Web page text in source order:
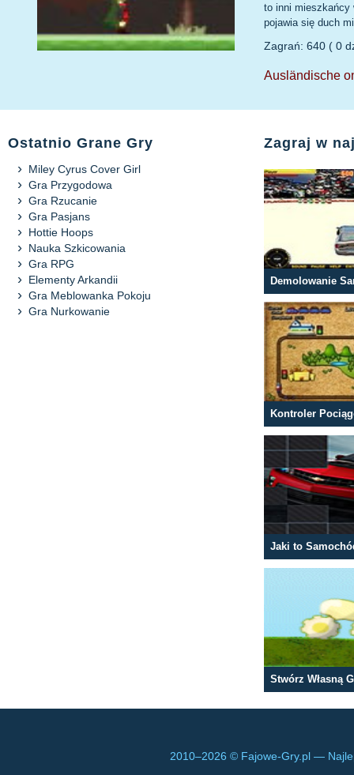
to inni mieszkańcy
pojawia się duch
Zagrań: 640 ( 0
Ausländische
Ostatnio Grane Gry
Miley Cyrus Cover Girl
Gra Przygodowa
Gra Rzucanie
Gra Pasjans
Hottie Hoops
Nauka Szkicowania
Gra RPG
Elementy Arkandii
Gra Meblowanka Pokoju
Gra Nurkowanie
Zagraj w
Demolowanie
Kontroler
Jaki to
Stwórz Własną
2010–2026 © Fajowe-Gry.pl —